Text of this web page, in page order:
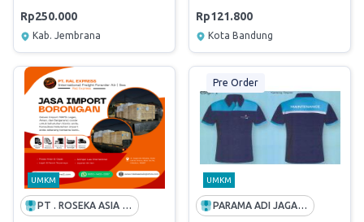
Rp250.000
Kab. Jembrana
Rp121.800
Kota Bandung
UMKM
PT . ROSEKA ASIA LOGISTICS
Pre Order
UMKM
PARAMA ADI JAGADDHITA